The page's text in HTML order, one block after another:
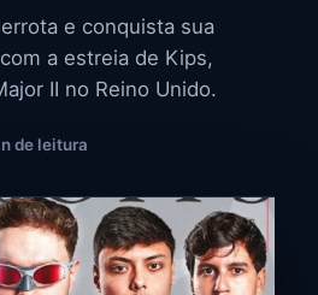
e conquista sua
a estreia de Kips,
II no Reino Unido.
de leitura